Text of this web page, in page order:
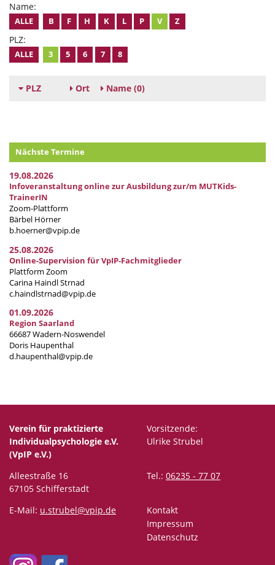
Name:
ALLE B F H K L P V Z
PLZ:
ALLE 3 5 6 7 8
PLZ Ort Name (0)
Nächste Termine
19.08.2026
Infoveranstaltung online zur Ausbildung zur/m MUTKids-
TrainerIN
Zoom-Plattform
Bärbel Hörner
b.hoerner@vpip.de
25.08.2026
Online-Supervision für VpIP-Fachmitglieder
Plattform Zoom
Carina Haindl Strnad
c.haindlstrnad@vpip.de
01.09.2026
Region Saarland
66687 Wadern-Noswendel
Doris Haupenthal
d.haupenthal@vpip.de
Verein für praktizierte
Individualpsychologie e.V.
(VpIP e.V.)
Vorsitzende:
Ulrike Strubel
Alleestraße 16
67105 Schifferstadt
Tel.: 06235 - 77 07
E-Mail: u.strubel@vpip.de
Kontakt
Impressum
Datenschutz